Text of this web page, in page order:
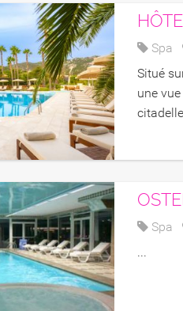
Spa
Situé
une
Spa
...